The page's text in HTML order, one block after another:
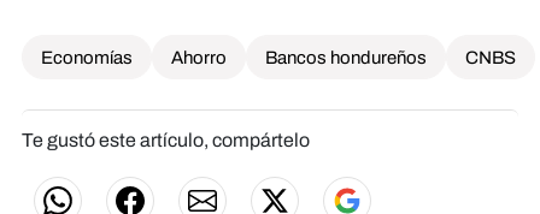
Economías Ahorro Bancos hondureños CNBS
Te gustó este artículo, compártelo